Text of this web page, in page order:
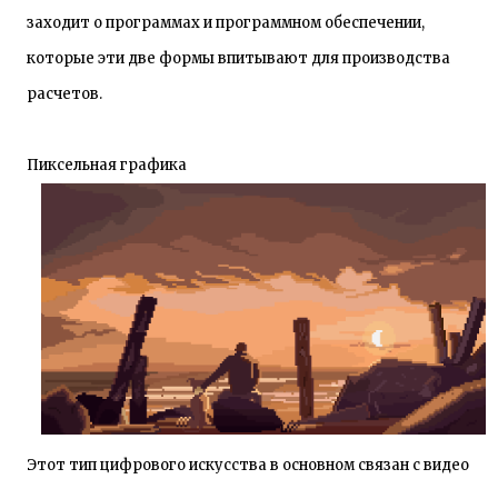
заходит о программах и программном обеспечении,
которые эти две формы впитывают для производства
расчетов.
Пиксельная графика
Этот тип цифрового искусства в основном связан с видео